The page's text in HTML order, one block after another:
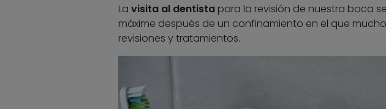
La visita al dentistapara la revisión de nuestra boca
máxime después de un confinamiento en el que
revisiones y tratamientos.